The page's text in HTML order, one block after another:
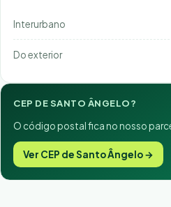
Interurbano
Do exterior
CEP DE SANTO ÂNGELO?
O código postal fica no nosso
Ver CEP de Santo Ângelo →